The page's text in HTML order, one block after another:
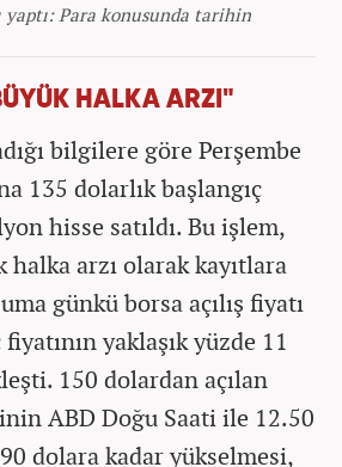
yaptı: Para konusunda tarihin
HALKA ARZI"
bilgilere göre Perşembe
135 dolarlık başlangıç
hisse satıldı. Bu işlem,
arzı olarak kayıtlara
günkü borsa açılış fiyatı
yaklaşık yüzde 11
150 dolardan açılan
ABD Doğu Saati ile 12.50
dolara kadar yükselmesi,